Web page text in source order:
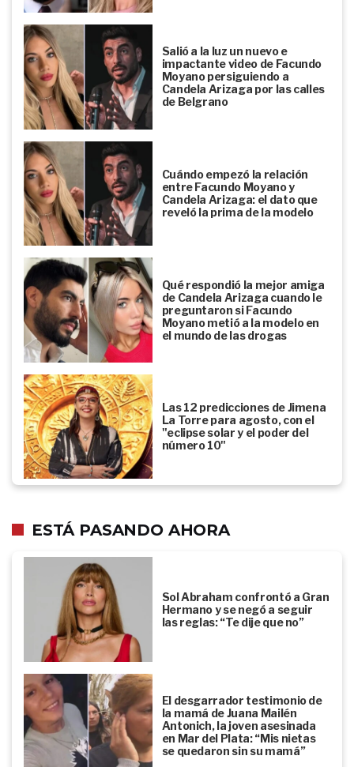
Salió a la luz un nuevo e
impactante video de Facundo
Moyano persiguiendo a
Candela Arizaga por las calles
de Belgrano
Cuándo empezó la relación
entre Facundo Moyano y
Candela Arizaga: el dato que
reveló la prima de la modelo
Qué respondió la mejor amiga
de Candela Arizaga cuando le
preguntaron si Facundo
Moyano metió a la modelo en
el mundo de las drogas
Las 12 predicciones de Jimena
La Torre para agosto, con el
"eclipse solar y el poder del
número 10"
ESTÁ PASANDO AHORA
Sol Abraham confrontó a Gran
Hermano y se negó a seguir
las reglas: “Te dije que no”
El desgarrador testimonio de
la mamá de Juana Mailén
Antonich, la joven asesinada
en Mar del Plata: “Mis nietas
se quedaron sin su mamá”